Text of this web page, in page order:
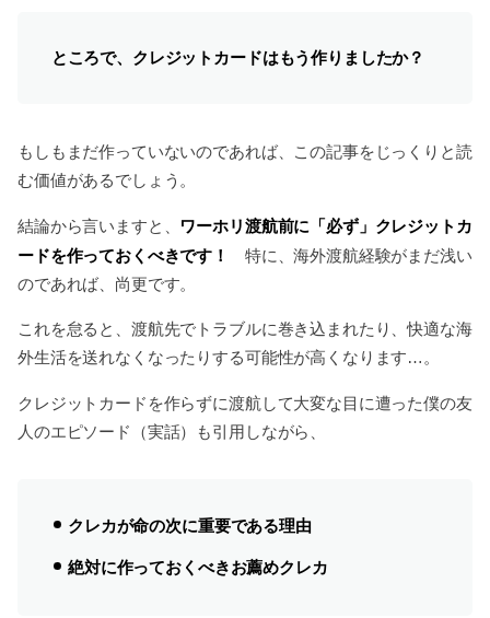
ところで、クレジットカードはもう作りましたか？
もしもまだ作っていないのであれば、この記事をじっくりと読
む価値があるでしょう。
結論から言いますと、 ワーホリ渡航前に「必ず」クレジットカ
ードを作っておくべきです！ 特に、海外渡航経験がまだ浅い
のであれば、尚更です。
これを怠ると、渡航先でトラブルに巻き込まれたり、快適な海
外生活を送れなくなったりする可能性が高くなります…。
クレジットカードを作らずに渡航して大変な目に遭った僕の友
人のエピソード（実話）も引用しながら、
クレカが命の次に重要である理由
絶対に作っておくべきお薦めクレカ